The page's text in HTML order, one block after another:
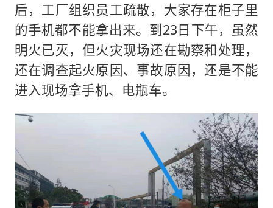
后，工厂组织员工疏散，大家存在柜子里
的手机都不能拿出来。到23日下午，虽然
明火已灭，但火灾现场还在勘察和处理，
还在调查起火原因、事故原因，还是不能
进入现场拿手机、电瓶车。